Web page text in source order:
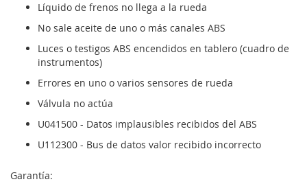
Líquido de frenos no llega a la rueda
No sale aceite de uno o más canales ABS
Luces o testigos ABS encendidos en tablero (cuadro de
instrumentos)
Errores en uno o varios sensores de rueda
Válvula no actúa
U041500 - Datos implausibles recibidos del ABS
U112300 - Bus de datos valor recibido incorrecto
Garantía: